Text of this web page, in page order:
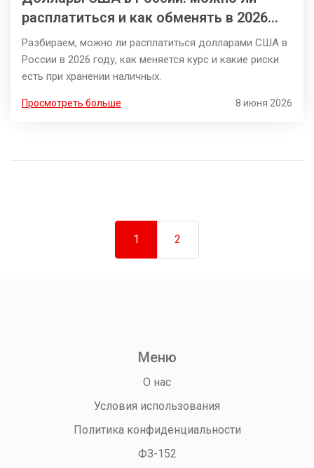
расплатиться и как обменять в 2026
году
Разбираем, можно ли расплатиться долларами США в
России в 2026 году, как меняется курс и какие риски
есть при хранении наличных.
Просмотреть больше 8 июня 2026
1 2
Меню
О нас
Условия использования
Политика конфиденциальности
ФЗ-152